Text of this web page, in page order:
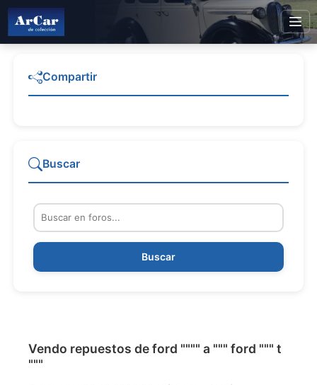
Vendo repuestos de ford """" a """ ford """ t
"""
Compartir
Buscar
Buscar